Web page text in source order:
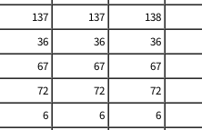
137 137 138
36 36
36
67 67
67
72 72
72
6 6
6